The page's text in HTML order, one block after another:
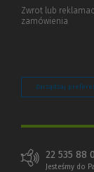
Zwrot lub
zamówienia
Zarządzaj
22 535 88
Jesteśmy do